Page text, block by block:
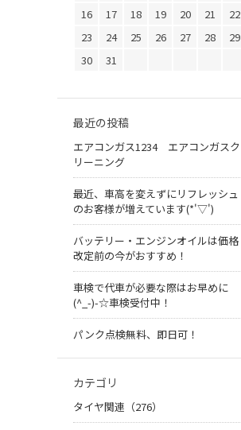
16
17 18 19 20 21
22
23
24 25 26 27 28
29
30
31
最近の投稿
エアコンガス1234 エアコンガスク
リーニング
最近、車高を変えずにリフレッシュ
のお客様が増えています(*'▽')
バッテリー・エンジンオイルは価格
改定前の今がおすすめ！
車検で代車が必要な際はお早めに
(^_-)-☆車検受付中！
パンク点検無料、即日可！
カテゴリ
タイヤ関連（276）